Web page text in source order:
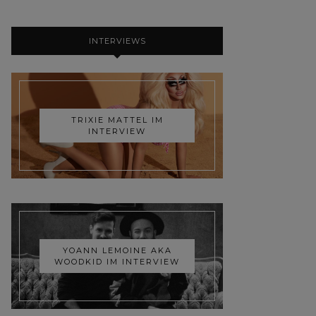
INTERVIEWS
TRIXIE MATTEL IM
INTERVIEW
YOANN LEMOINE AKA
WOODKID IM INTERVIEW